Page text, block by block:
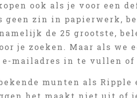
ook als je voor een
geen zin in papierwerk,
de 25 grootste,
je zoeken. Maar als
e-mailadres in te vullen
munten als Ripple
het maakt niet uit of